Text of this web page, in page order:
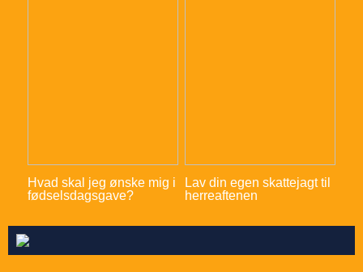
Hvad skal jeg ønske mig i
fødselsdagsgave?
Lav din egen skattejagt til
herreaftenen